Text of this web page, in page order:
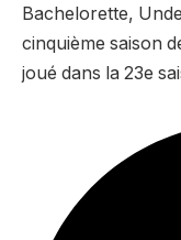
Bachelorette,
cinquième saison
joué dans la 23e